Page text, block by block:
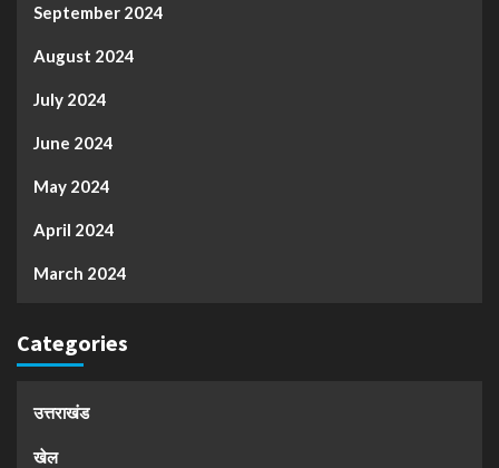
September 2024
August 2024
July 2024
June 2024
May 2024
April 2024
March 2024
Categories
उत्तराखंड
खेल